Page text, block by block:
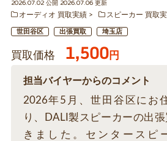
2026.07.02 公開 2026.07.06 更新
オーディオ 買取実績
スピーカー 買取
世田谷区 出張買取 埼玉店
買取価格 1,500円
担当バイヤーからのコメント
2026年5月、世田谷区にお
り、DALI製スピーカーの出
きました。センタースピ